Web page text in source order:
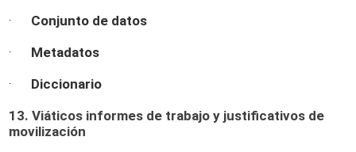
· Conjunto de datos
· Metadatos
· Diccionario
13. Viáticos informes de trabajo y justificativos de
movilización